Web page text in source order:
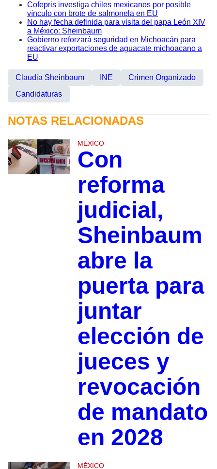
Cofepris investiga chiles mexicanos por posible
vínculo con brote de salmonela en EU
No hay fecha definida para visita del papa León XIV
a México: Sheinbaum
Gobierno reforzará seguridad en Michoacán para
reactivar exportaciones de aguacate michoacano a
EU
Claudia Sheinbaum INE
Crimen Organizado
Candidaturas
NOTAS RELACIONADAS
MÉXICO
Con
reforma
judicial,
Sheinbaum
abre la
puerta para
juntar
elección de
jueces y
revocación
de mandato
en 2028
MÉXICO